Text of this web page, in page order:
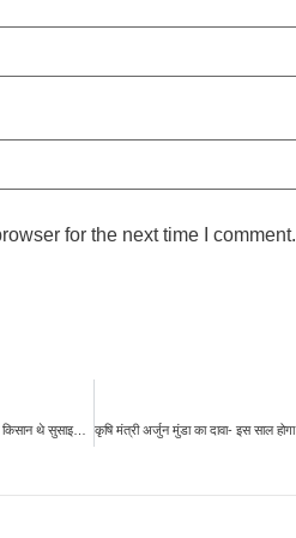
for the next time I comment.
किसान संवाद में सीएम योगी बोले-पिछली सरकारों की उपेक्षा के कारण कर्ज में डूबे किसान थे सुसाइड को मजबूर